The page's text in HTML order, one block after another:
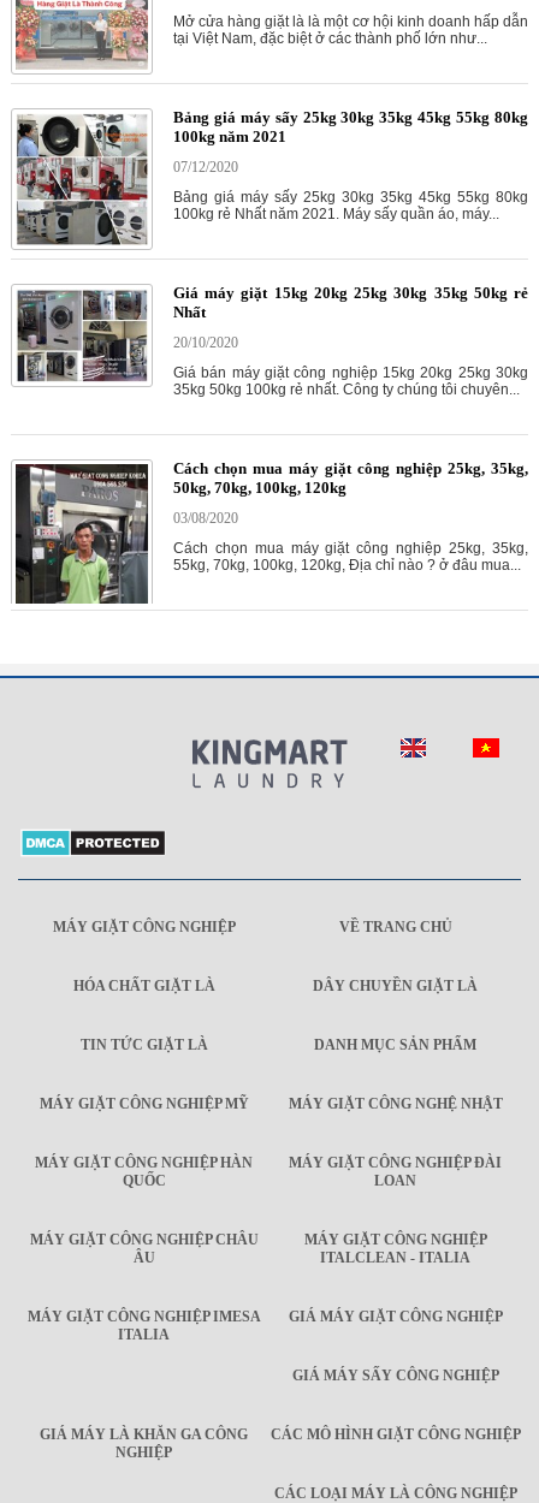
Mở cửa hàng giặt là là một cơ hội kinh doanh hấp dẫn
tại Việt Nam, đặc biệt ở các thành phố lớn như...
Bảng giá máy sấy 25kg 30kg 35kg 45kg 55kg 80kg
100kg năm 2021
07/12/2020
Bảng giá máy sấy 25kg 30kg 35kg 45kg 55kg 80kg
100kg rẻ Nhất năm 2021. Máy sấy quần áo, máy...
Giá máy giặt 15kg 20kg 25kg 30kg 35kg 50kg rẻ
Nhất
20/10/2020
Giá bán máy giặt công nghiệp 15kg 20kg 25kg 30kg
35kg 50kg 100kg rẻ nhất. Công ty chúng tôi chuyên...
Cách chọn mua máy giặt công nghiệp 25kg, 35kg,
50kg, 70kg, 100kg, 120kg
03/08/2020
Cách chọn mua máy giặt công nghiệp 25kg, 35kg,
55kg, 70kg, 100kg, 120kg, Địa chỉ nào ? ở đâu mua...
MÁY GIẶT CÔNG NGHIỆP VỀ TRANG CHỦ
HÓA CHẤT GIẶT LÀ DÂY CHUYỀN GIẶT LÀ
TIN TỨC GIẶT LÀ DANH MỤC SẢN PHẨM
MÁY GIẶT CÔNG NGHIỆP MỸ MÁY GIẶT CÔNG NGHỆ NHẬT
MÁY GIẶT CÔNG NGHIỆP HÀN
QUỐC
MÁY GIẶT CÔNG NGHIỆP ĐÀI
LOAN
MÁY GIẶT CÔNG NGHIỆP CHÂU
ÂU
MÁY GIẶT CÔNG NGHIỆP
ITALCLEAN - ITALIA
MÁY GIẶT CÔNG NGHIỆP IMESA
ITALIA
GIÁ MÁY GIẶT CÔNG NGHIỆP
GIÁ MÁY SẤY CÔNG NGHIỆP
GIÁ MÁY LÀ KHĂN GA CÔNG
NGHIỆP
CÁC MÔ HÌNH GIẶT CÔNG NGHIỆP
CÁC LOẠI MÁY LÀ CÔNG NGHIỆP